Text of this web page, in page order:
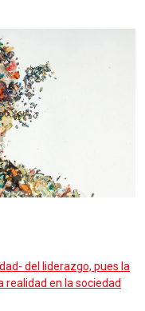
del liderazgo, pues la
en la sociedad